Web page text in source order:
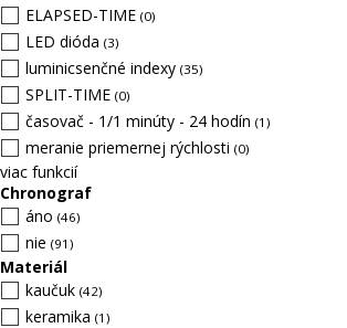
ELAPSED-TIME (0)
LED dióda (3)
luminicsenčné indexy (35)
SPLIT-TIME (0)
časovač - 1/1 minúty - 24 hodín (1)
meranie priemernej rýchlosti (0)
viac funkcií
Chronograf
áno (46)
nie (91)
Materiál
kaučuk (42)
keramika (1)